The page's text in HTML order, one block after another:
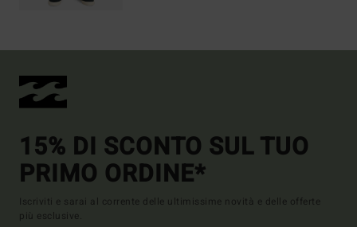
15% DI SCONTO SUL TUO
PRIMO ORDINE*
Iscriviti e sarai al corrente delle ultimissime novità e delle offerte
più esclusive.